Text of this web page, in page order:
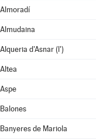
Almoradí
Almudaina
Alqueria d'Asnar (l')
Altea
Aspe
Balones
Banyeres de Mariola